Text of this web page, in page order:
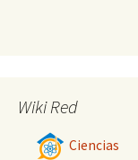
Wiki Red
Ciencias